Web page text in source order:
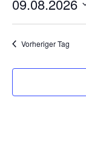
2026
09.08.2026
Vorheriger Tag